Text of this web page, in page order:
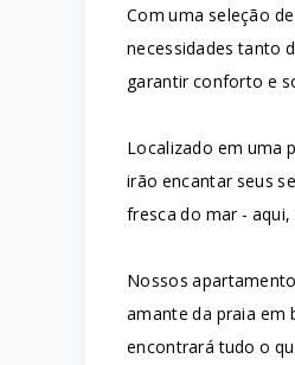
Com uma seleção
necessidades tanto
garantir conforto e
Localizado em uma
irão encantar seus
fresca do mar - aqui,
Nossos
amante da praia em
encontrará tudo o